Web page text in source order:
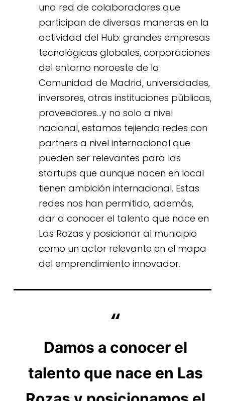
una red de colaboradores que
participan de diversas maneras en la
actividad del Hub: grandes empresas
tecnológicas globales, corporaciones
del entorno noroeste de la
Comunidad de Madrid, universidades,
inversores, otras instituciones públicas,
proveedores…y no solo a nivel
nacional, estamos tejiendo redes con
partners a nivel internacional que
pueden ser relevantes para las
startups que aunque nacen en local
tienen ambición internacional. Estas
redes nos han permitido, además,
dar a conocer el talento que nace en
Las Rozas y posicionar al municipio
como un actor relevante en el mapa
del emprendimiento innovador.
Damos a conocer el
talento que nace en Las